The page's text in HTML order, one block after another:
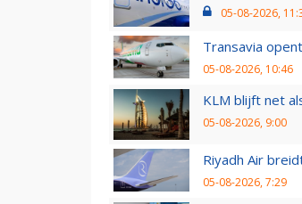
05-08-2026,
Transavia
05-08-2026, 10:46
KLM blijft net
05-08-2026, 9:00
Riyadh Air
05-08-2026, 7:29